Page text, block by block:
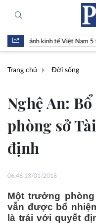
cảnh kinh tế Việt Nam 5 tháng
Trang chủ Đời sống
Nghệ An:
phòng sở
định
06:46 13/01/2018
Một trưởng
vẫn được bổ
là trái với quyết